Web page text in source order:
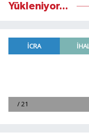
Yükleniyor...